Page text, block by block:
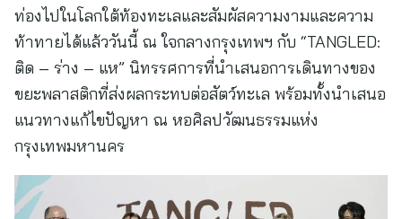
ท่องไปในโลกใต้ท้องทะเลและสัมผัสความงามและความ
ท้าทายได้แล้ววันนี้ ณ ใจกลางกรุงเทพฯ กับ “TANGLED:
ติด – ร่าง – แห” นิทรรศการที่นำเสนอการเดินทางของ
ขยะพลาสติกที่ส่งผลกระทบต่อสัตว์ทะเล พร้อมทั้งนำเสนอ
แนวทางแก้ไขปัญหา ณ หอศิลปวัฒนธรรมแห่ง
กรุงเทพมหานคร